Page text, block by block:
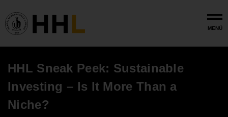
MENÜ
HHL Sneak Peek: Sustainable
Investing – Is It More Than a
Niche?